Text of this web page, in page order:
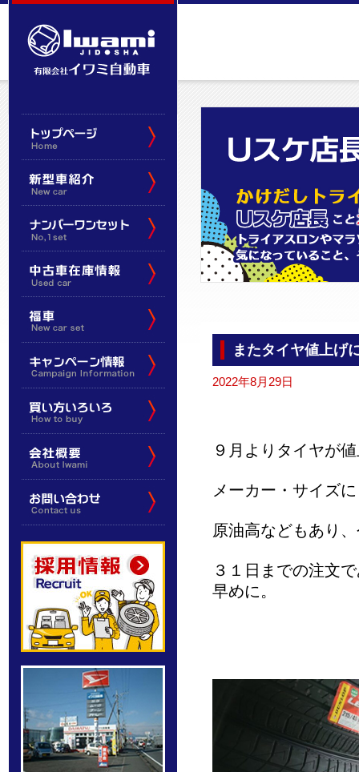
またタイヤ値上げ
2022年8月29日
９月よりタイヤが
メーカー・サイズ
原油高などもあり
３１日までの注文
早めに。